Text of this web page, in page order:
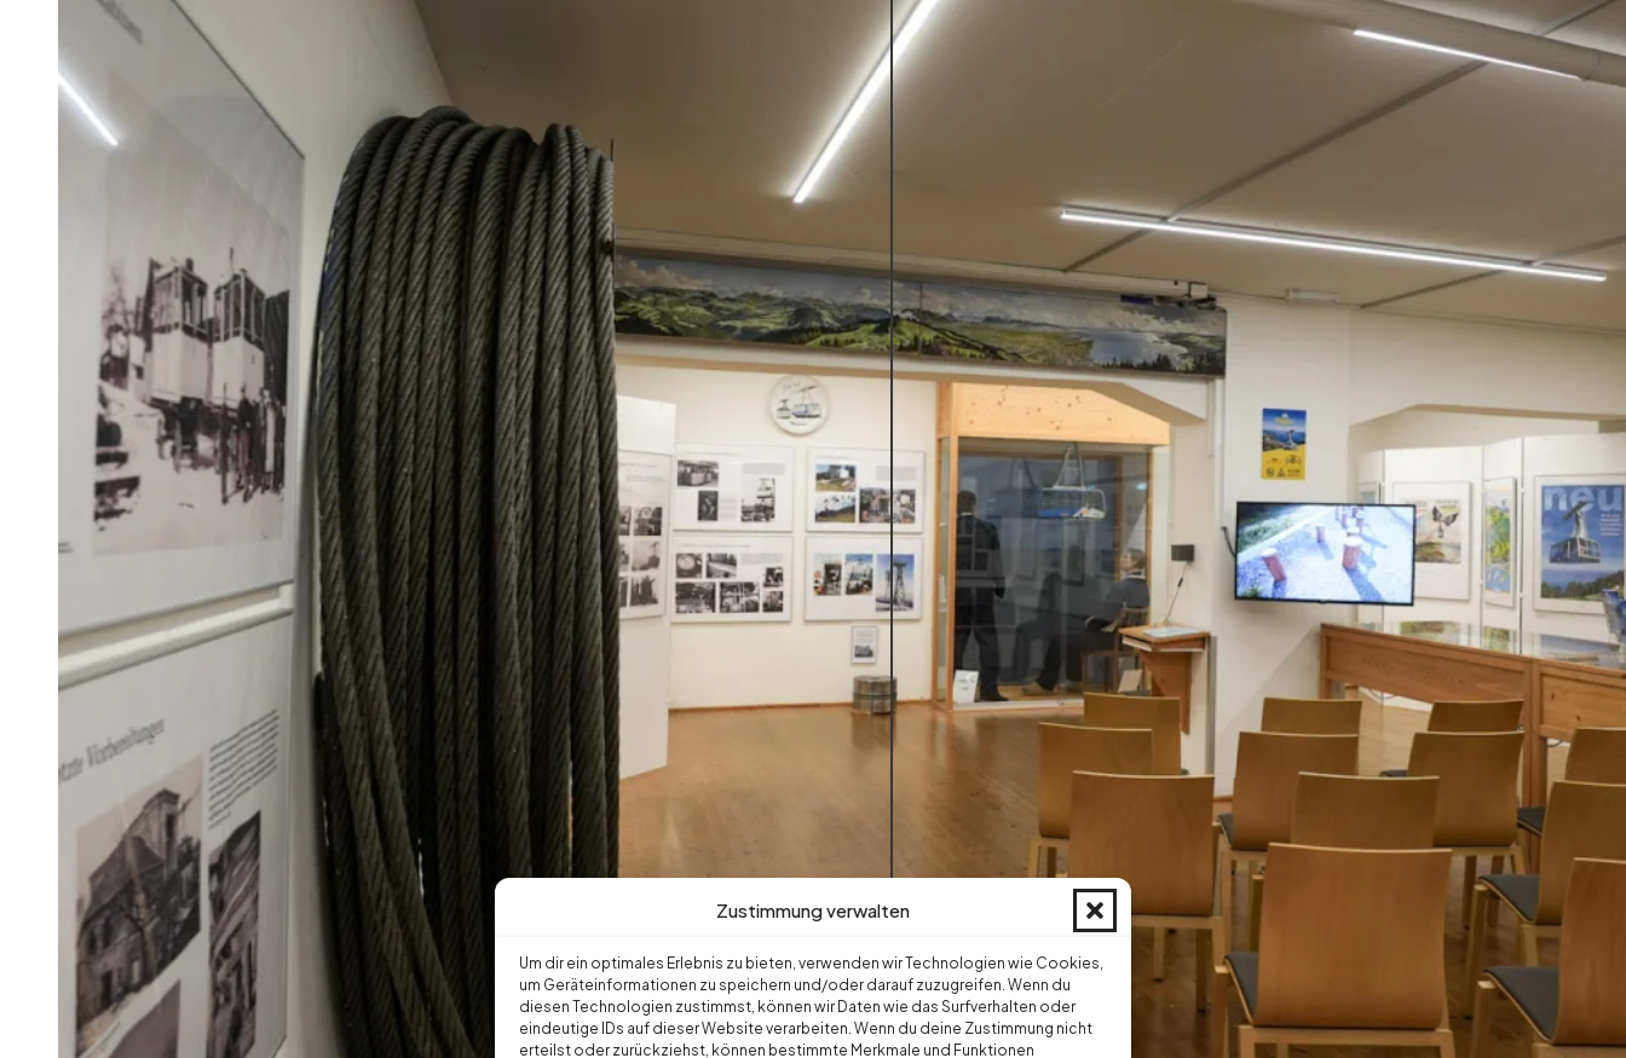
Zustimmung verwalten
Um dir ein optimales Erlebnis zu bieten, verwenden wir Technologien wie Cookies,
um Geräteinformationen zu speichern und/oder darauf zuzugreifen. Wenn du
diesen Technologien zustimmst, können wir Daten wie das Surfverhalten oder
eindeutige IDs auf dieser Website verarbeiten. Wenn du deine Zustimmung nicht
erteilst oder zurückziehst, können bestimmte Merkmale und Funktionen